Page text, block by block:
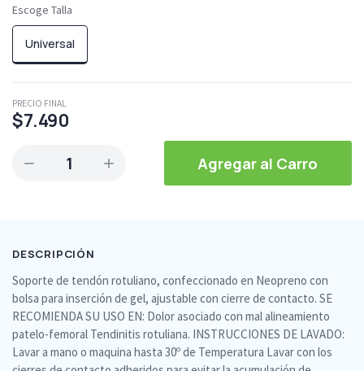
Escoge Talla
Universal
PRECIO FINAL
$7.490
1 Agregar al Carro
DESCRIPCIÓN
Soporte de tendón rotuliano, confeccionado en Neopreno con
bolsa para inserción de gel, ajustable con cierre de contacto. SE
RECOMIENDA SU USO EN: Dolor asociado con mal alineamiento
patelo-femoral Tendinitis rotuliana. INSTRUCCIONES DE LAVADO:
Lavar a mano o maquina hasta 30º de Temperatura Lavar con los